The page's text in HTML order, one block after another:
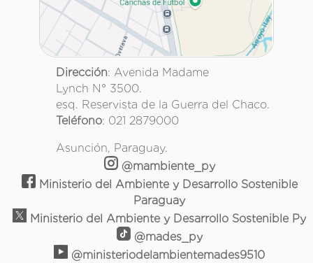
Dirección: Avenida Madame
Lynch N° 3500.
esq. Reservista de la Guerra del Chaco.
Teléfono: 021 2879000
Asunción, Paraguay.
@mambiente_py
Ministerio del Ambiente y Desarrollo Sostenible
Paraguay
Ministerio del Ambiente y Desarrollo Sostenible Py
@mades_py
@ministeriodelambientemades9510